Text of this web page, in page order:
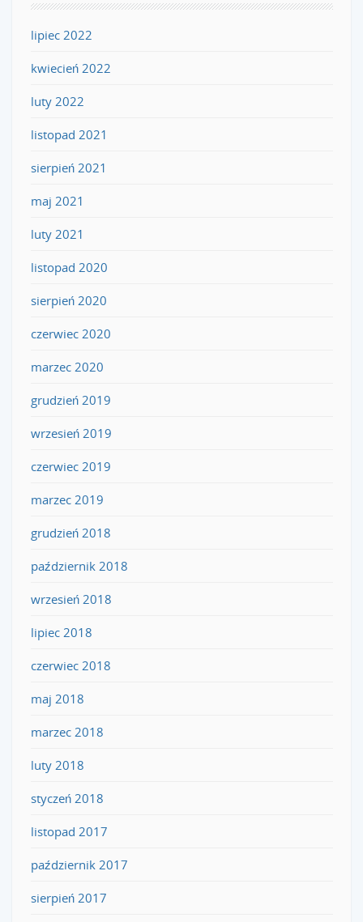
lipiec 2022
kwiecień 2022
luty 2022
listopad 2021
sierpień 2021
maj 2021
luty 2021
listopad 2020
sierpień 2020
czerwiec 2020
marzec 2020
grudzień 2019
wrzesień 2019
czerwiec 2019
marzec 2019
grudzień 2018
październik 2018
wrzesień 2018
lipiec 2018
czerwiec 2018
maj 2018
marzec 2018
luty 2018
styczeń 2018
listopad 2017
październik 2017
sierpień 2017